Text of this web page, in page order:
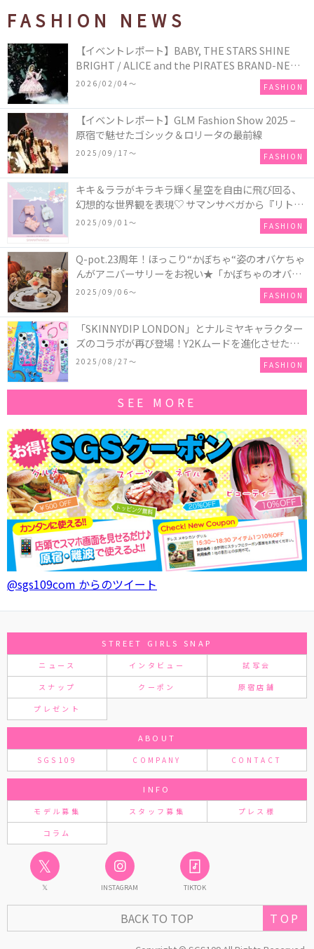
FASHION NEWS
【イベントレポート】BABY, THE STARS SHINE
BRIGHT / ALICE and the PIRATES BRAND-NEW
COLLECTION in TOKYO
2026/02/04〜 FASHION
【イベントレポート】GLM Fashion Show 2025 –
原宿で魅せたゴシック＆ロリータの最前線
2025/09/17〜 FASHION
キキ＆ララがキラキラ輝く星空を自由に飛び回る、
幻想的な世界観を表現♡ サマンサベガから『リトル
ツインスターズ』50周年アニバーサリーイヤー』を
2025/09/01〜 FASHION
Q-pot.23周年！ほっこり“かぼちゃ“姿のオバケちゃ
んがアニバーサリーをお祝い★「かぼちゃのオバケ
ーキアクセサリー」が新発売！Q-pot CAFE.では
「かぼちゃのオバケーキプレート」も登場
2025/09/06〜 FASHION
「SKINNYDIP LONDON」とナルミヤキャラクター
ズのコラボが再び登場！Y2Kムードを進化させた新
作コレクションを発売♪
2025/08/27〜 FASHION
SEE MORE
@sgs109com からのツイート
STREET GIRLS SNAP
ニュース インタビュー 試写会
スナップ クーポン 原宿店舗
プレゼント
ABOUT
SGS109 COMPANY CONTACT
INFO
モデル募集 スタッフ募集 プレス様
コラム
𝕏
𝕏 INSTAGRAM TIKTOK
BACK TO TOP TOP